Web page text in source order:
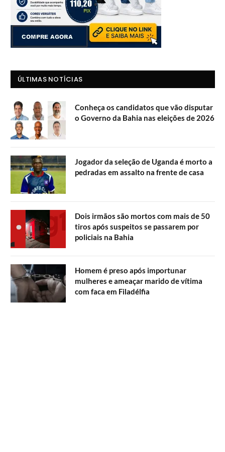
ÚLTIMAS NOTÍCIAS
Conheça os candidatos que vão disputar
o Governo da Bahia nas eleições de 2026
Jogador da seleção de Uganda é morto a
pedradas em assalto na frente de casa
Dois irmãos são mortos com mais de 50
tiros após suspeitos se passarem por
policiais na Bahia
Homem é preso após importunar
mulheres e ameaçar marido de vítima
com faca em Filadélfia